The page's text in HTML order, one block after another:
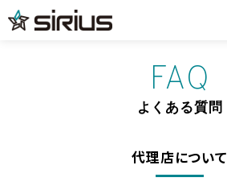
HOME FAQ
FAQ
よくある質問
代理店について